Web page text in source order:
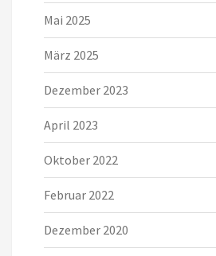
Mai 2025
März 2025
Dezember 2023
April 2023
Oktober 2022
Februar 2022
Dezember 2020